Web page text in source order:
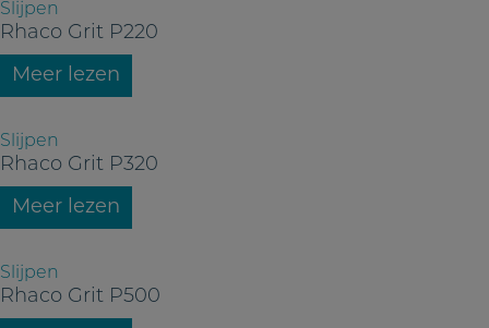
Slijpen
Rhaco Grit P220
Meer lezen
Slijpen
Rhaco Grit P320
Meer lezen
Slijpen
Rhaco Grit P500